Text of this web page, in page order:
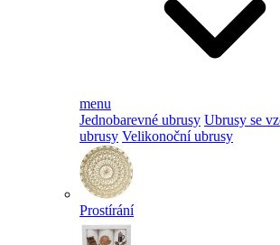
menu
Jednobarevné ubrusy Ubrusy se
ubrusy Velikonoční ubrusy
Prostírání